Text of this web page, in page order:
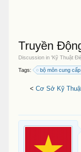
Truyền
Discussion in 'Kỹ Thuật
Tags: bộ môn cung
< Cơ Sở Kỹ